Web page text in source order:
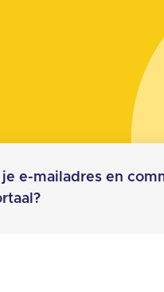
je e-mailadres en